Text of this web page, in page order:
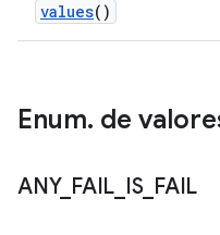
values()
Enum. de
ANY_ FAIL IS_ FAIL